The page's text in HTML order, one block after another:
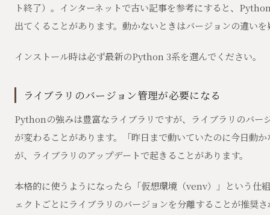
ト終了）。インターネットで古い記事を参考にすると、
出てくることがあります。動かないときはバージョンの違い
インストール時は必ず最新のPython 3系を選んでください。
ライブラリのバージョン管理が必要になる
Pythonの強みは豊富なライブラリですが、ライブラリのバー
が変わることがあります。「昨日まで動いていたのに今日動
が、ライブラリのアップデートで起きることがあります。
本格的に使うようになったら「仮想環境（venv）」という仕
ェクトごとにライブラリのバージョンを分離することが推奨